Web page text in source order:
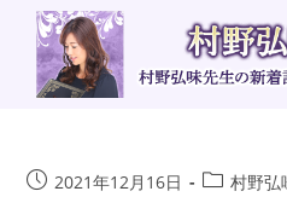
投 2021年12月16日
投 村野弘